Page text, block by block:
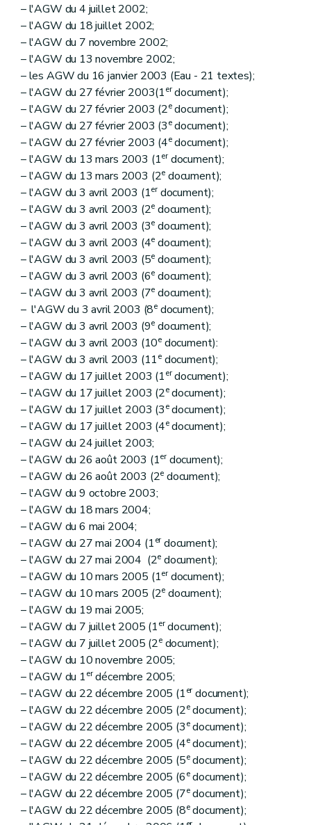
– l'AGW du 4 juillet 2002;
– l'AGW du 18 juillet 2002;
– l'AGW du 7 novembre 2002;
– l'AGW du 13 novembre 2002;
– les AGW du 16 janvier 2003 (Eau - 21 textes);
– l'AGW du 27 février 2003(1erdocument);
– l'AGW du 27 février 2003 (2edocument);
– l'AGW du 27 février 2003 (3edocument);
– l'AGW du 27 février 2003 (4edocument);
– l'AGW du 13 mars 2003 (1erdocument);
– l'AGW du 13 mars 2003 (2e document);
– l'AGW du 3 avril 2003 (1erdocument);
– l'AGW du 3 avril 2003 (2e document);
– l'AGW du 3 avril 2003 (3e document);
– l'AGW du 3 avril 2003 (4e document);
– l'AGW du 3 avril 2003 (5e document);
– l'AGW du 3 avril 2003 (6e document);
– l'AGW du 3 avril 2003 (7e document);
– l'AGW du 3 avril 2003 (8edocument);
– l'AGW du 3 avril 2003 (9e document);
– l'AGW du 3 avril 2003 (10edocument):
– l'AGW du 3 avril 2003 (11edocument);
– l'AGW du 17 juillet 2003 (1erdocument);
– l'AGW du 17 juillet 2003 (2edocument);
– l'AGW du 17 juillet 2003 (3edocument);
– l'AGW du 17 juillet 2003 (4edocument);
– l'AGW du 24 juillet 2003;
– l'AGW du 26 août 2003 (1erdocument);
– l'AGW du 26 août 2003 (2e document);
– l'AGW du 9 octobre 2003;
– l'AGW du 18 mars 2004;
– l'AGW du 6 mai 2004;
– l'AGW du 27 mai 2004 (1erdocument);
– l'AGW du 27 mai 2004 (2e document);
– l'AGW du 10 mars 2005 (1erdocument);
– l'AGW du 10 mars 2005 (2e document);
– l'AGW du 19 mai 2005;
– l'AGW du 7 juillet 2005 (1erdocument);
– l'AGW du 7 juillet 2005 (2edocument);
– l'AGW du 10 novembre 2005;
– l'AGW du 1erdécembre 2005;
– l'AGW du 22 décembre 2005 (1erdocument);
– l'AGW du 22 décembre 2005 (2edocument);
– l'AGW du 22 décembre 2005 (3edocument);
– l'AGW du 22 décembre 2005 (4edocument);
– l'AGW du 22 décembre 2005 (5edocument);
– l'AGW du 22 décembre 2005 (6edocument);
– l'AGW du 22 décembre 2005 (7edocument);
– l'AGW du 22 décembre 2005 (8edocument);